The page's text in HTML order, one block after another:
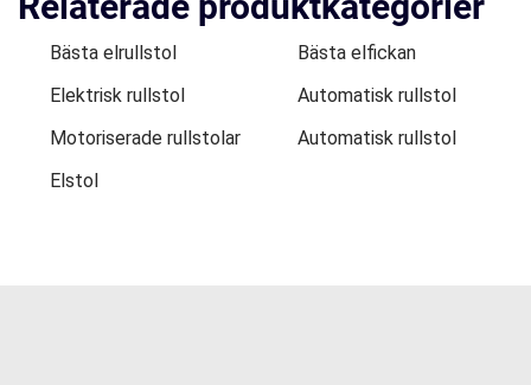
Bästa elrullstol
Bästa elfickan
Elektrisk rullstol
Automatisk rullstol
Motoriserade rullstolar
Automatisk rullstol
Elstol